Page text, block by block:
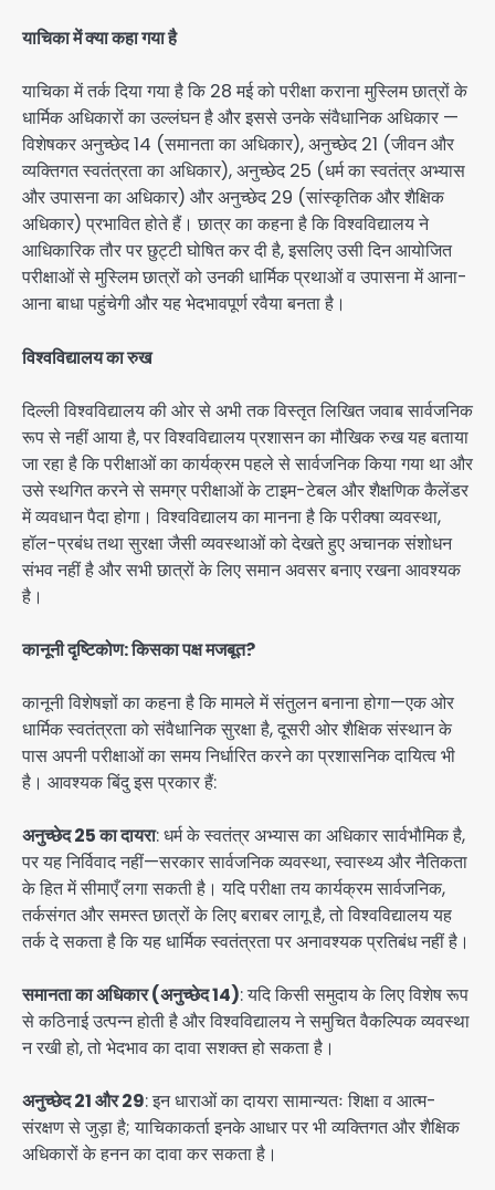
याचिका में क्या कहा गया है
याचिका में तर्क दिया गया है कि 28 मई को परीक्षा कराना मुस्लिम छात्रों के
धार्मिक अधिकारों का उल्लंघन है और इससे उनके संवैधानिक अधिकार —
विशेषकर अनुच्छेद 14 (समानता का अधिकार), अनुच्छेद 21 (जीवन और
व्यक्तिगत स्वतंत्रता का अधिकार), अनुच्छेद 25 (धर्म का स्वतंत्र अभ्यास
और उपासना का अधिकार) और अनुच्छेद 29 (सांस्कृतिक और शैक्षिक
अधिकार) प्रभावित होते हैं। छात्र का कहना है कि विश्वविद्यालय ने
आधिकारिक तौर पर छुट्टी घोषित कर दी है, इसलिए उसी दिन आयोजित
परीक्षाओं से मुस्लिम छात्रों को उनकी धार्मिक प्रथाओं व उपासना में आना-
आना बाधा पहुंचेगी और यह भेदभावपूर्ण रवैया बनता है।
विश्वविद्यालय का रुख
दिल्ली विश्वविद्यालय की ओर से अभी तक विस्तृत लिखित जवाब सार्वजनिक
रूप से नहीं आया है, पर विश्वविद्यालय प्रशासन का मौखिक रुख यह बताया
जा रहा है कि परीक्षाओं का कार्यक्रम पहले से सार्वजनिक किया गया था और
उसे स्थगित करने से समग्र परीक्षाओं के टाइम-टेबल और शैक्षणिक कैलेंडर
में व्यवधान पैदा होगा। विश्वविद्यालय का मानना है कि परीक्‍षा व्यवस्था,
हॉल-प्रबंध तथा सुरक्षा जैसी व्यवस्थाओं को देखते हुए अचानक संशोधन
संभव नहीं है और सभी छात्रों के लिए समान अवसर बनाए रखना आवश्यक
है।
कानूनी दृष्टिकोण: किसका पक्ष मजबूत?
कानूनी विशेषज्ञों का कहना है कि मामले में संतुलन बनाना होगा—एक ओर
धार्मिक स्वतंत्रता को संवैधानिक सुरक्षा है, दूसरी ओर शैक्षिक संस्थान के
पास अपनी परीक्षाओं का समय निर्धारित करने का प्रशासनिक दायित्व भी
है। आवश्यक बिंदु इस प्रकार हैं:
अनुच्छेद 25 का दायरा: धर्म के स्वतंत्र अभ्यास का अधिकार सार्वभौमिक है,
पर यह निर्विवाद नहीं—सरकार सार्वजनिक व्यवस्था, स्वास्थ्य और नैतिकता
के हित में सीमाएँ लगा सकती है। यदि परीक्षा तय कार्यक्रम सार्वजनिक,
तर्कसंगत और समस्त छात्रों के लिए बराबर लागू है, तो विश्वविद्यालय यह
तर्क दे सकता है कि यह धार्मिक स्वतंत्रता पर अनावश्यक प्रतिबंध नहीं है।
समानता का अधिकार (अनुच्छेद 14): यदि किसी समुदाय के लिए विशेष रूप
से कठिनाई उत्पन्न होती है और विश्वविद्यालय ने समुचित वैकल्पिक व्यवस्था
न रखी हो, तो भेदभाव का दावा सशक्त हो सकता है।
अनुच्छेद 21 और 29: इन धाराओं का दायरा सामान्यतः शिक्षा व आत्म-
संरक्षण से जुड़ा है; याचिकाकर्ता इनके आधार पर भी व्यक्तिगत और शैक्षिक
अधिकारों के हनन का दावा कर सकता है।